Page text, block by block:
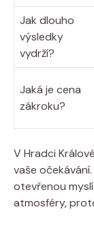
Jak dlouho
výsledky
vydrží?
Jaká je cena
zákroku?
V Hradci
vaše
otevřenou
atmosféry,